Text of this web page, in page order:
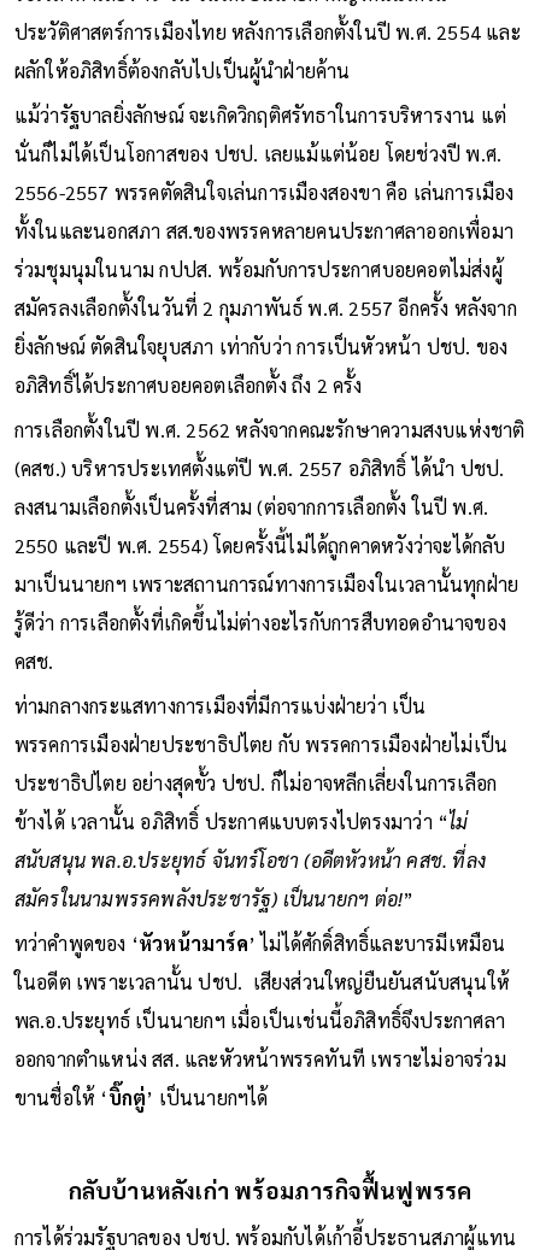
ใช้เวลาหาเสียง 49 วัน จนได้เป็นนายกฯหญิงคนแรกใน
ประวัติศาสตร์การเมืองไทย หลังการเลือกตั้งในปี พ.ศ. 2554 และ
ผลักให้อภิสิทธิ์ต้องกลับไปเป็นผู้นำฝ่ายค้าน
แม้ว่ารัฐบาลยิ่งลักษณ์ จะเกิดวิกฤติศรัทธาในการบริหารงาน แต่
นั่นก็ไม่ได้เป็นโอกาสของ ปชป. เลยแม้แต่น้อย โดยช่วงปี พ.ศ.
2556-2557 พรรคตัดสินใจเล่นการเมืองสองขา คือ เล่นการเมือง
ทั้งในและนอกสภา สส.ของพรรคหลายคนประกาศลาออกเพื่อมา
ร่วมชุมนุมในนาม กปปส. พร้อมกับการประกาศบอยคอตไม่ส่งผู้
สมัครลงเลือกตั้งในวันที่ 2 กุมภาพันธ์ พ.ศ. 2557 อีกครั้ง หลังจาก
ยิ่งลักษณ์ ตัดสินใจยุบสภา เท่ากับว่า การเป็นหัวหน้า ปชป. ของ
อภิสิทธิ์ได้ประกาศบอยคอตเลือกตั้ง ถึง 2 ครั้ง
การเลือกตั้งในปี พ.ศ. 2562 หลังจากคณะรักษาความสงบแห่งชาติ
(คสช.) บริหารประเทศตั้งแต่ปี พ.ศ. 2557 อภิสิทธิ์ ได้นำ ปชป.
ลงสนามเลือกตั้งเป็นครั้งที่สาม (ต่อจากการเลือกตั้ง ในปี พ.ศ.
2550 และปี พ.ศ. 2554) โดยครั้งนี้ไม่ได้ถูกคาดหวังว่าจะได้กลับ
มาเป็นนายกฯ เพราะสถานการณ์ทางการเมืองในเวลานั้นทุกฝ่าย
รู้ดีว่า การเลือกตั้งที่เกิดขึ้นไม่ต่างอะไรกับการสืบทอดอำนาจของ
คสช.
ท่ามกลางกระแสทางการเมืองที่มีการแบ่งฝ่ายว่า เป็น
พรรคการเมืองฝ่ายประชาธิปไตย กับ พรรคการเมืองฝ่ายไม่เป็น
ประชาธิปไตย อย่างสุดขั้ว ปชป. ก็ไม่อาจหลีกเลี่ยงในการเลือก
ข้างได้ เวลานั้น อภิสิทธิ์ ประกาศแบบตรงไปตรงมาว่า “ ไม่
สนับสนุน พล.อ.ประยุทธ์ จันทร์โอชา (อดีตหัวหน้า คสช. ที่ลง
สมัครในนามพรรคพลังประชารัฐ) เป็นนายกฯ ต่อ!
ทว่าคำพูดของ ‘หัวหน้ามาร์ค
’ ไม่ได้ศักดิ์สิทธิ์และบารมีเหมือน
ในอดีต เพราะเวลานั้น ปชป. เสียงส่วนใหญ่ยืนยันสนับสนุนให้
พล.อ.ประยุทธ์ เป็นนายกฯ เมื่อเป็นเช่นนี้อภิสิทธิ์จึงประกาศลา
ออกจากตำแหน่ง สส. และหัวหน้าพรรคทันที เพราะไม่อาจร่วม
กลับบ้านหลังเก่า พร้อมภารกิจฟื้นฟูพรรค